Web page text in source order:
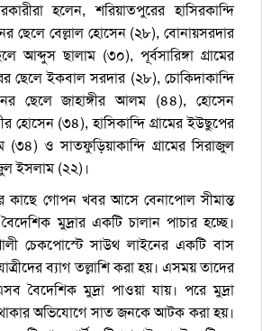
হলেন, শরিয়াতপুরের হাসিরকান্দি
ছেলে বেল্লাল হোসেন (২৮), বোনায়সরদার
আব্দুস ছালাম (৩০), পূর্বসারিঙ্গা গ্রামের
ছেলে ইকবাল সরদার (২৮), চোকিদাকান্দি
ছেলে জাহাঙ্গীর আলম (৪৪), হোসেন
হোসেন (৩৪), হাসিকান্দি গ্রামের ইউছুপের
ও সাতফুড়িয়াকান্দি গ্রামের সিরাজুল
ইসলাম (২২)।
কাছে গোপন খবর আসে বেনাপোল সীমান্ত
মুদ্রার একটি চালান পাচার হচ্ছে।
চেকপোস্টে সাউথ লাইনের একটি বাস
ব্যাগ তল্লাশি করা হয়। এসময় তাদের
বৈদেশিক মুদ্রা পাওয়া যায়। পরে মুদ্রা
থাকার অভিযোগে সাত জনকে আটক করা হয়।